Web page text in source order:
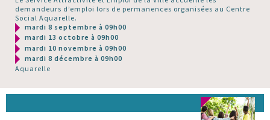
demandeurs d’emploi lors de permanences organisées au Centre
Social Aquarelle.
mardi 8 septembre à 09h00
mardi 13 octobre à 09h00
mardi 10 novembre à 09h00
mardi 8 décembre à 09h00
Aquarelle